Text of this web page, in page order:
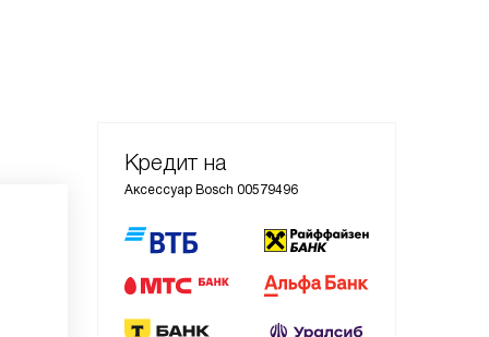
Кредит на
Аксессуар Bosch 00579496